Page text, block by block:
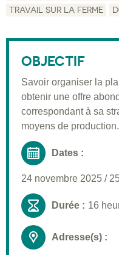
Description
Public visé
Moyens pédagogiques
Informations pratiques
Inscription
TRAVAIL SUR LA FERME
OBJECTIF
Savoir organiser la
obtenir une offre
correspondant à sa
moyens de production.
Dates :
24 novembre 2025 /
Durée : 16
Adresse(s) :